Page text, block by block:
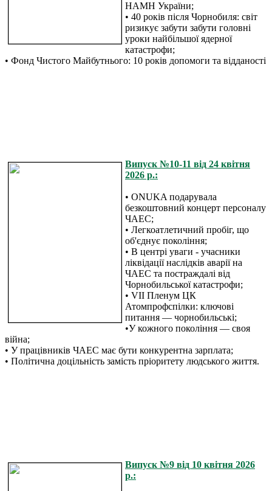
НАМН України;
• 40 років після Чорнобиля: світ
ризикує забути забути головні
уроки найбільшої ядерної
катастрофи;
• Фонд Чистого Майбутнього: 10 років допомоги та відданості
Випуск №10-11 від 24 квітня
2026 р.:
• ONUKA подарувала
безкоштовний концерт персоналу
ЧАЕС;
• Легкоатлетичний пробіг, що
об'єднує покоління;
• В центрі уваги - учасники
ліквідації наслідків аварії на
ЧАЕС та постраждалі від
Чорнобильської катастрофи;
• VII Пленум ЦК
Атомпрофспілки: ключові
питання — чорнобильські;
•У кожного покоління — своя
війна;
• У працівників ЧАЕС має бути конкурентна зарплата;
• Політична доцільність замість пріоритету людського життя.
Випуск №9 від 10 квітня 2026
р.: